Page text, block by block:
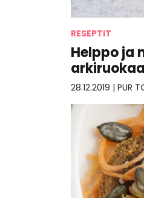
RESEPTIT
Helppo ja
arkiruokaa
28.12.2019 | PUR